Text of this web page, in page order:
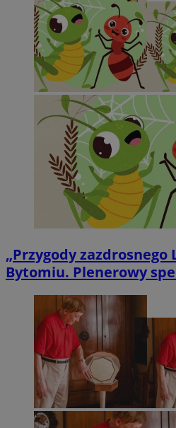
„Przygody
Bytomiu. Plenerowy